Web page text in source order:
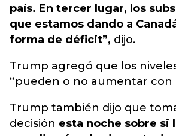
país. En tercer lugar, los
que estamos dando a
forma de déficit”, dijo.
Trump agregó que los
“pueden o no aumentar con
Trump también dijo que
decisión esta noche sobre si